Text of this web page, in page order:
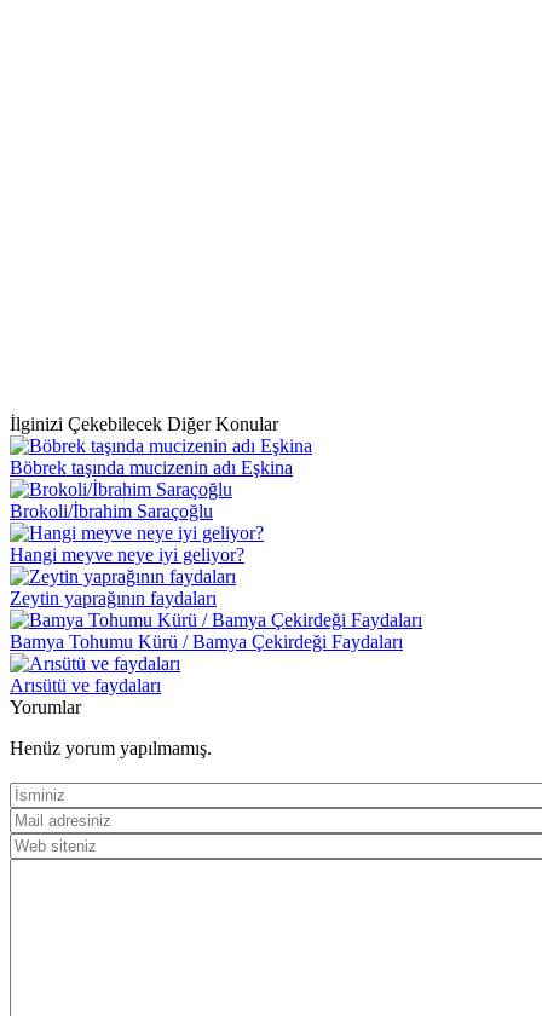
İlginizi Çekebilecek Diğer Konular
Böbrek taşında mucizenin adı Eşkina
Brokoli/İbrahim Saraçoğlu
Hangi meyve neye iyi geliyor?
Zeytin yaprağının faydaları
Bamya Tohumu Kürü / Bamya Çekirdeği Faydaları
Arısütü ve faydaları
Yorumlar
Henüz yorum yapılmamış.